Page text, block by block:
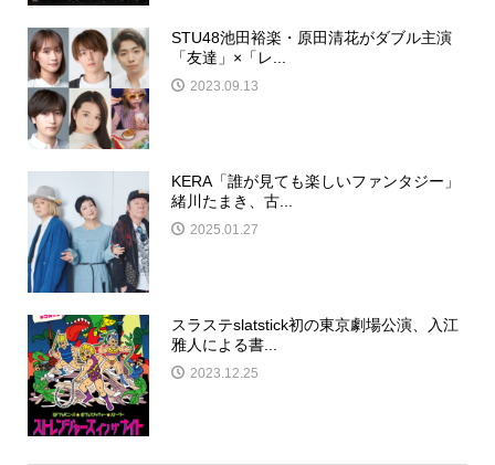
STU48池田裕楽・原田清花がダブル主演
「友達」×「レ...
2023.09.13
KERA「誰が見ても楽しいファンタジー」
緒川たまき、古...
2025.01.27
スラステslatstick初の東京劇場公演、入江
雅人による書...
2023.12.25